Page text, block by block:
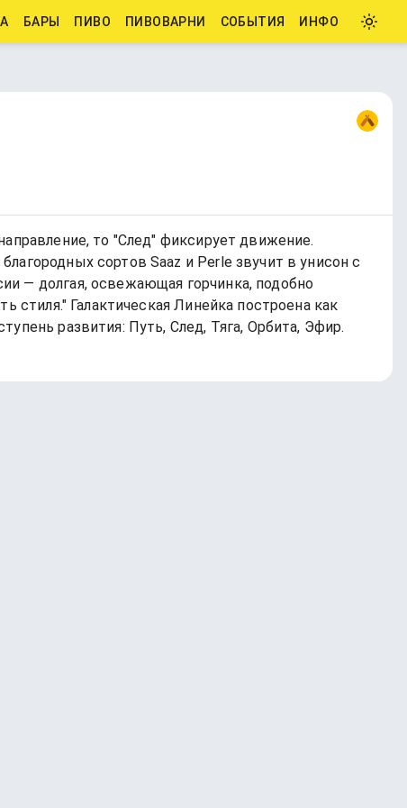
БАРЫ ПИВО ПИВОВАРНИ СОБЫТИЯ ИНФО
то "След" фиксирует движение.
сортов Saaz и Perle звучит в унисон с
— долгая, освежающая горчинка, подобно
стиля." Галактическая Линейка построена как
развития: Путь, След, Тяга, Орбита, Эфир.